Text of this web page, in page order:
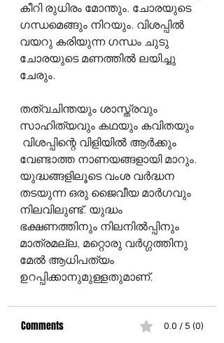
കീറി രുധിരം മോന്തും. ചോരയുടെ
ഗന്ധമെങ്ങും നിറയും. വിശപ്പിൽ
വയറു കരിയുന്ന ഗന്ധം ചുടു
ചോരയുടെ മണത്തിൽ ലയിച്ചു
ചേരും.
തത്വചിന്തയും ശാസ്ത്രവും
സാഹിത്യവും കഥയും കവിതയും
വിശപ്പിന്റെ വിളിയിൽ ആർക്കും
വേണ്ടാത്ത നാണയങ്ങളായി മാറും.
യുദ്ധങ്ങളിലൂടെ വംശ വർദ്ധന
തടയുന്ന ഒരു ജൈവീയ മാർഗവും
നിലവിലുണ്ട്. യുദ്ധം
ഭക്ഷണത്തിനും നിലനിൽപ്പിനും
മാത്രമല്ല, മറ്റൊരു വർഗ്ഗത്തിനു
മേൽ ആധിപത്യം
ഉറപ്പിക്കാനുമുള്ളതുമാണ്.
Comments 0.0 / 5 (0)